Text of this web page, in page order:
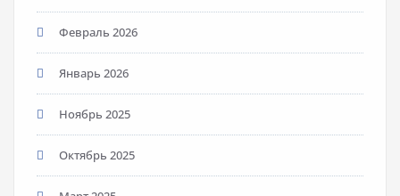
Февраль 2026
Январь 2026
Ноябрь 2025
Октябрь 2025